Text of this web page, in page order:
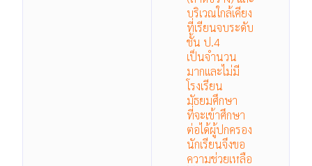
บริเวณใกล้เคียง
ที่เรียนจบระดับ
ชั้น ป.4
เป็นจำนวน
มากและไม่มี
โรงเรียน
มัธยมศึกษา
ที่จะเข้าศึกษา
ต่อได้ผู้ปกครอง
นักเรียนจึงขอ
ความช่วยเหลือ